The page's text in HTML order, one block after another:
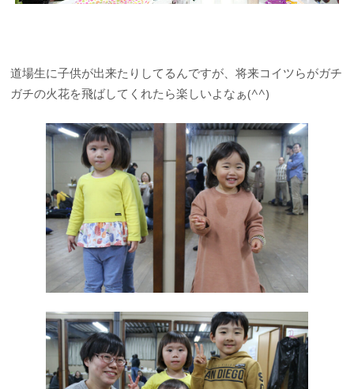
道場生に子供が出来たりしてるんですが、将来コイツらがガチ
ガチの火花を飛ばしてくれたら楽しいよなぁ(^^)